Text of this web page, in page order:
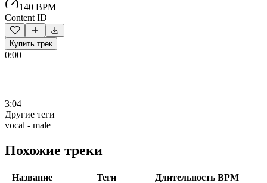
140 BPM
Content ID
Купить трек
0:00
3:04
Другие теги
vocal - male
Похожие треки
Название Теги Длительность BPM